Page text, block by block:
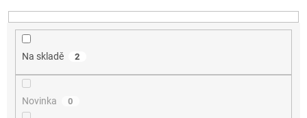
t
ů
Na skladě 2
Novinka 0